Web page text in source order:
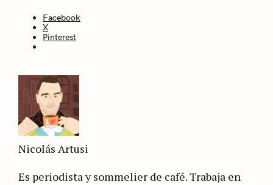
Facebook
X
Pinterest
Nicolás Artusi
Es periodista y sommelier de café. Trabaja en